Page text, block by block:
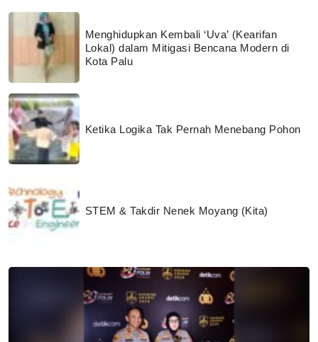
Menghidupkan Kembali ‘Uva’ (Kearifan
Lokal) dalam Mitigasi Bencana Modern di
Kota Palu
Ketika Logika Tak Pernah Menebang Pohon
STEM & Takdir Nenek Moyang (Kita)